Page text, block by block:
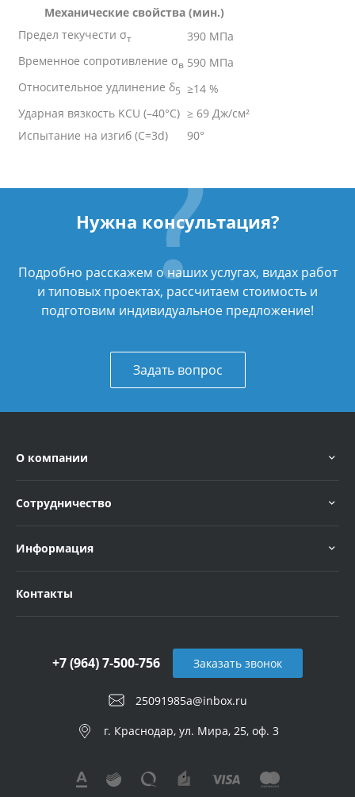
Механические свойства (мин.)
Предел текучести σт
390 МПа
Временное сопротивление σв 590 МПа
Относительное удлинение δ5 ≥14 %
Ударная вязкость KCU (–40°C) ≥ 69 Дж/см²
Испытание на изгиб (C=3d)
90°
Нужна консультация?
Подробно расскажем о наших услугах, видах работ
и типовых проектах, рассчитаем стоимость и
подготовим индивидуальное предложение!
Задать вопрос
О компании
Сотрудничество
Информация
Контакты
25091985a@inbox.ru
+7 (964) 7-500-756
г. Краснодар, ул. Мира, 25, оф. 3
Заказать звонок